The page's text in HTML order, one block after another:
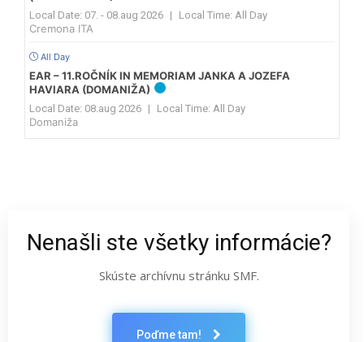
Local Date: 07. - 08.aug 2026 | Local Time: All Day
Cremona ITA
All Day
EAR – 11.ROČNÍK IN MEMORIAM JANKA A JOZEFA
HAVIARA (DOMANIŽA)
Local Date: 08.aug 2026 | Local Time: All Day
Domaniža
Nenašli ste všetky informácie?
Skúste archívnu stránku SMF.
Poďme tam!